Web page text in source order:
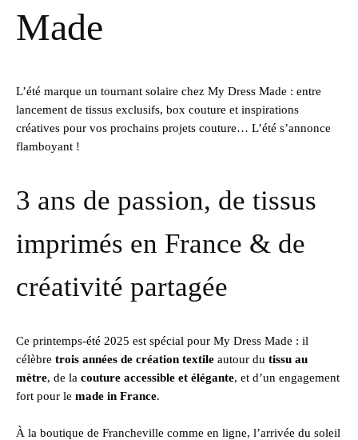
Made
L’été marque un tournant solaire chez My Dress Made : entre
lancement de tissus exclusifs, box couture et inspirations
créatives pour vos prochains projets couture… L’été s’annonce
flamboyant !
3 ans de passion, de tissus
imprimés en France & de
créativité partagée
Ce printemps-été 2025 est spécial pour My Dress Made : il
célèbre trois années de création textile autour du tissu au
mètre, de la couture accessible et élégante, et d’un engagement
fort pour le made in France.
À la boutique de Francheville comme en ligne, l’arrivée du soleil